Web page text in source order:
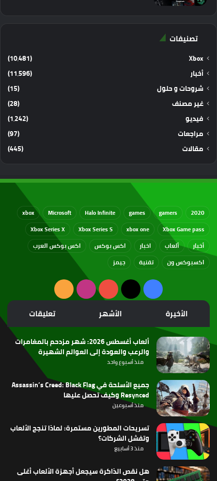
تصنيفات
Xbox
(10٬481)
أخبار
(11٬596)
شروحات و حلول
(15)
غير مصنف
(28)
فيديو
(1٬242)
مراجعات
(97)
مقالات
(445)
2020
gamers
games
Halo Infinite
Microsoft
xbox
Xbox Game pass
xbox one
Xbox Series S
Xbox Series X
أخبار
ألعاب اخبار اكس بوكس
اكس بوكس العرب
اكسبوكس ون
تقنية جيمز
فيسبوك
‫X
‫YouTubeانستقرامملخص
الموقع
RSS
الأخيرة الأشهر تعليقات
ألعاب أغسطس 2026: شهر مزدحم بالمغامرات
والرعب والعودة إلى العوالم الشهيرة
منذ أسبوع واحد
جميع الأسلحة في Assassin’s Creed: Black Flag
Resynced وكيف تحصل عليها
منذ أسبوعين
تسريحات المطورين مستمرة: لماذا تنجح الألعاب
وتفشل الشركات؟
منذ 3 أسابيع
هل نقص الذاكرة سيجعل أجهزة الألعاب أغلى